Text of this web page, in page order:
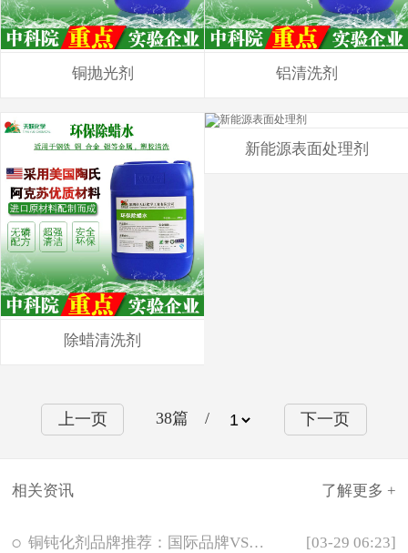
铜抛光剂 铝清洗剂
除蜡清洗剂
新能源表面处理剂
上一页 38篇 / 下一页
相关资讯 了解更多 +
铜钝化剂品牌推荐：国际品牌VS国产领先品牌深度对比 [03-29 06:23]